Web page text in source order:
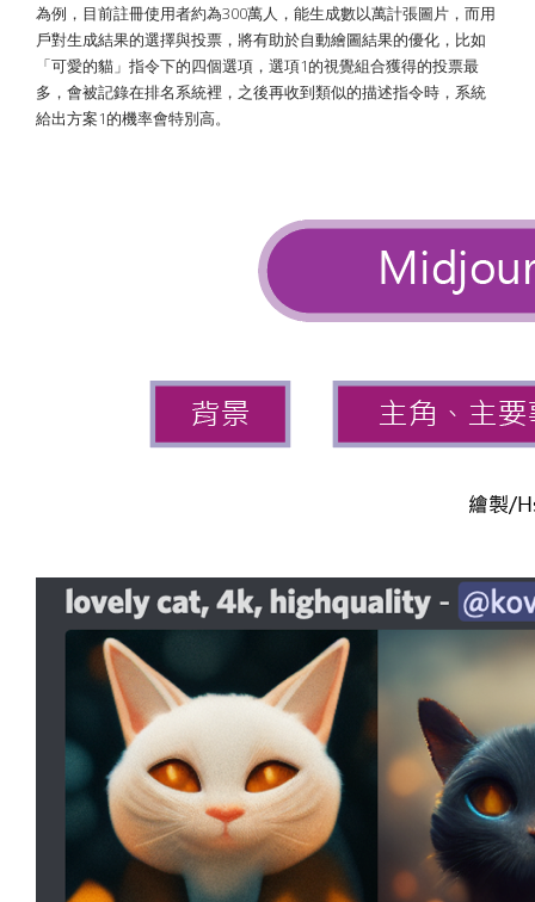
為例，目前註冊使用者約為300萬人，能生成數以萬計張圖片，而用
戶對生成結果的選擇與投票，將有助於自動繪圖結果的優化，比如
「可愛的貓」指令下的四個選項，選項1的視覺組合獲得的投票最
多，會被記錄在排名系統裡，之後再收到類似的描述指令時，系統
給出方案1的機率會特別高。